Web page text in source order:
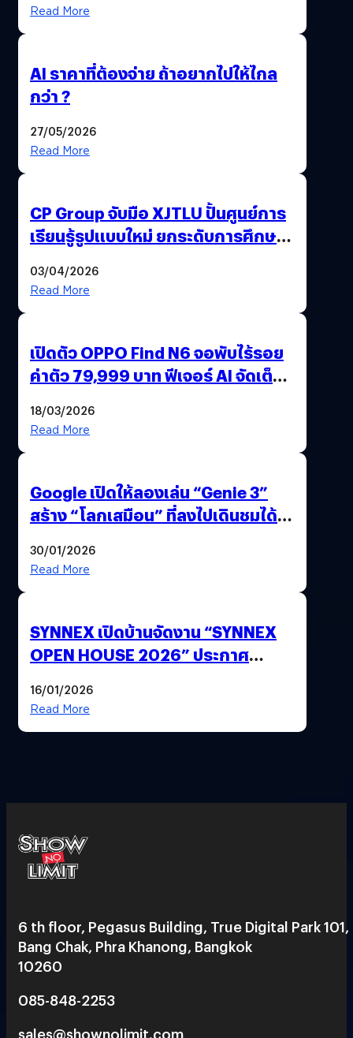
Read More
AI ราคาที่ต้องจ่าย ถ้าอยากไปให้ไกล
กว่า ?
27/05/2026
Read More
CP Group จับมือ XJTLU ปั้นศูนย์การ
เรียนรู้รูปแบบใหม่ ยกระดับการศึกษา
03/04/2026
Read More
เปิดตัว OPPO Find N6 จอพับไร้รอย
ค่าตัว 79,999 บาท ฟีเจอร์ AI จัดเต็ม
18/03/2026
Read More
Google เปิดให้ลองเล่น “Genie 3”
สร้าง “โลกเสมือน” ที่ลงไปเดินชมได้
30/01/2026
Read More
SYNNEX เปิดบ้านจัดงาน “SYNNEX
OPEN HOUSE 2026” ประกาศ
ได้ 53,000 ล้านบาท
16/01/2026
Read More
6 th floor, Pegasus Building, True Digital Park 101,
Bang Chak, Phra Khanong, Bangkok
10260
085-848-2253
sales@shownolimit.com